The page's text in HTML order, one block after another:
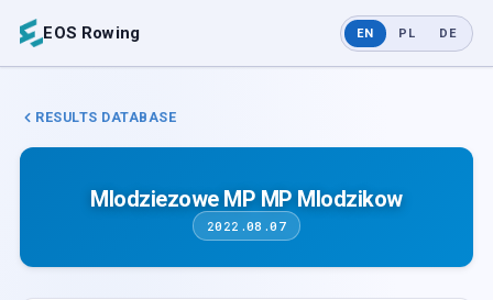
EOS Rowing EN PL DE
RESULTS DATABASE
Mlodziezowe MP MP Mlodzikow
2022.08.07